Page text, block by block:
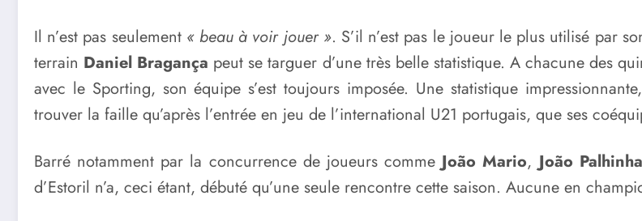
Il n’est pas seulement « beau à voir jouer ». S’il n’est pas le joueur le plus utilisé par
terrain Daniel Bragança peut se targuer d’une très belle statistique. A chacune des
avec le Sporting, son équipe s’est toujours imposée. Une statistique
trouver la faille qu’après l’entrée en jeu de l’international U21 portugais, que ses
Barré notamment par la concurrence de joueurs comme João Mario, João Palhinha
d’Estoril n’a, ceci étant, débuté qu’une seule rencontre cette saison. Aucune en